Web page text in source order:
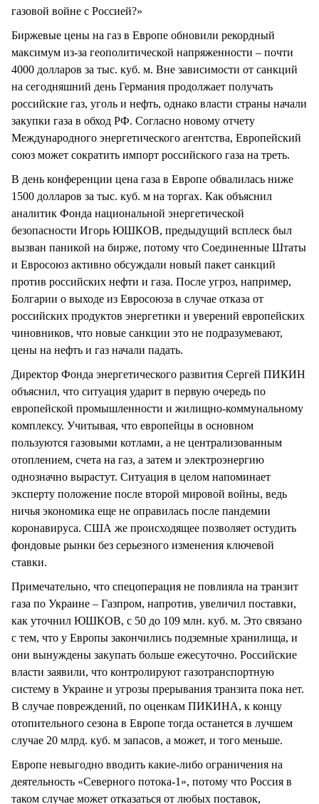
газовой войне с Россией?»
Биржевые цены на газ в Европе обновили рекордный
максимум из-за геополитической напряженности – почти
4000 долларов за тыс. куб. м. Вне зависимости от санкций
на сегодняшний день Германия продолжает получать
российские газ, уголь и нефть, однако власти страны начали
закупки газа в обход РФ. Согласно новому отчету
Международного энергетического агентства, Европейский
союз может сократить импорт российского газа на треть.
В день конференции цена газа в Европе обвалилась ниже
1500 долларов за тыс. куб. м на торгах. Как объяснил
аналитик Фонда национальной энергетической
безопасности Игорь ЮШКОВ, предыдущий всплеск был
вызван паникой на бирже, потому что Соединенные Штаты
и Евросоюз активно обсуждали новый пакет санкций
против российских нефти и газа. После угроз, например,
Болгарии о выходе из Евросоюза в случае отказа от
российских продуктов энергетики и уверений европейских
чиновников, что новые санкции это не подразумевают,
цены на нефть и газ начали падать.
Директор Фонда энергетического развития Сергей ПИКИН
объяснил, что ситуация ударит в первую очередь по
европейской промышленности и жилищно-коммунальному
комплексу. Учитывая, что европейцы в основном
пользуются газовыми котлами, а не централизованным
отоплением, счета на газ, а затем и электроэнергию
однозначно вырастут. Ситуация в целом напоминает
эксперту положение после второй мировой войны, ведь
ничья экономика еще не оправилась после пандемии
коронавируса. США же происходящее позволяет остудить
фондовые рынки без серьезного изменения ключевой
ставки.
Примечательно, что спецоперация не повлияла на транзит
газа по Украине – Газпром, напротив, увеличил поставки,
как уточнил ЮШКОВ, с 50 до 109 млн. куб. м. Это связано
с тем, что у Европы закончились подземные хранилища, и
они вынуждены закупать больше ежесуточно. Российские
власти заявили, что контролируют газотранспортную
систему в Украине и угрозы прерывания транзита пока нет.
В случае повреждений, по оценкам ПИКИНА, к концу
отопительного сезона в Европе тогда останется в лучшем
случае 20 млрд. куб. м запасов, а может, и того меньше.
Европе невыгодно вводить какие-либо ограничения на
деятельность «Северного потока-1», потому что Россия в
таком случае может отказаться от любых поставок,